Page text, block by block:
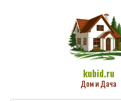
kubid.ru
Дом и Дача